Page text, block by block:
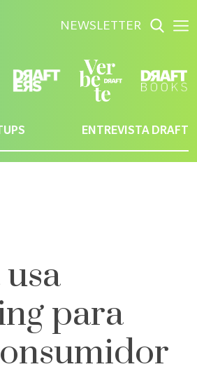
NEWSLETTER
ENTREVISTA DRAFT
para